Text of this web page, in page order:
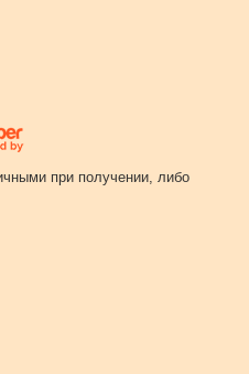
при получении, либо